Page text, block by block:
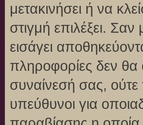
μετακινήσει ή να
στιγμή επιλέξει.
εισάγει
πληροφορίες δεν θα
συναίνεσή σας,
υπεύθυνοι για